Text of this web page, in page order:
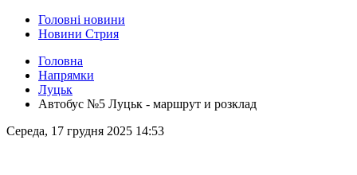
Головні новини
Новини Стрия
Головна
Напрямки
Луцьк
Автобус №5 Луцьк - маршрут и розклад
Середа, 17 грудня 2025 14:53